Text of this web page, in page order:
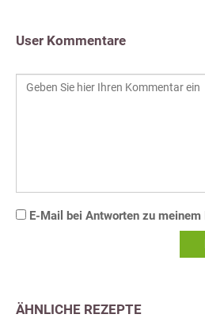
User Kommentare
E-Mail bei Antworten zu meinem
ÄHNLICHE REZEPTE